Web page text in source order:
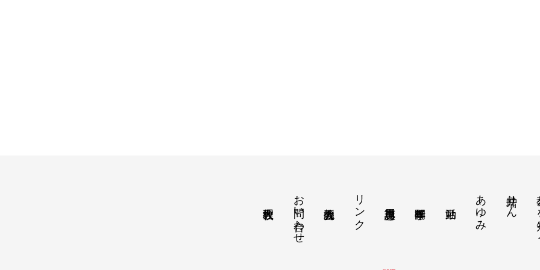
教
増井りん
あゆみ
リンク
お問い合わせ